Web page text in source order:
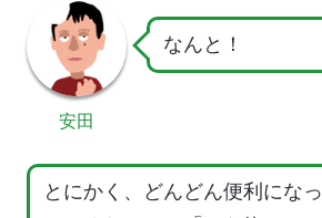
安田
なんと！
とにかく、どんどん便利になっ